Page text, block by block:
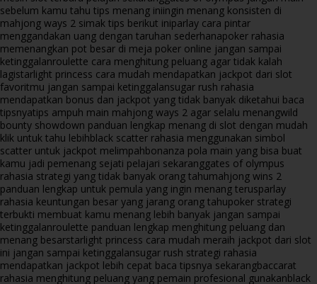
sebelum kamu tahu tips menang iniingin menang konsisten di
mahjong ways 2 simak tips berikut iniparlay cara pintar
menggandakan uang dengan taruhan sederhanapoker rahasia
memenangkan pot besar di meja poker online jangan sampai
ketinggalanroulette cara menghitung peluang agar tidak kalah
lagistarlight princess cara mudah mendapatkan jackpot dari slot
favoritmu jangan sampai ketinggalansugar rush rahasia
mendapatkan bonus dan jackpot yang tidak banyak diketahui baca
tipsnyatips ampuh main mahjong ways 2 agar selalu menangwild
bounty showdown panduan lengkap menang di slot dengan mudah
klik untuk tahu lebihblack scatter rahasia menggunakan simbol
scatter untuk jackpot melimpahbonanza pola main yang bisa buat
kamu jadi pemenang sejati pelajari sekaranggates of olympus
rahasia strategi yang tidak banyak orang tahumahjong wins 2
panduan lengkap untuk pemula yang ingin menang terusparlay
rahasia keuntungan besar yang jarang orang tahupoker strategi
terbukti membuat kamu menang lebih banyak jangan sampai
ketinggalanroulette panduan lengkap menghitung peluang dan
menang besarstarlight princess cara mudah meraih jackpot dari slot
ini jangan sampai ketinggalansugar rush strategi rahasia
mendapatkan jackpot lebih cepat baca tipsnya sekarangbaccarat
rahasia menghitung peluang yang pemain profesional gunakanblack